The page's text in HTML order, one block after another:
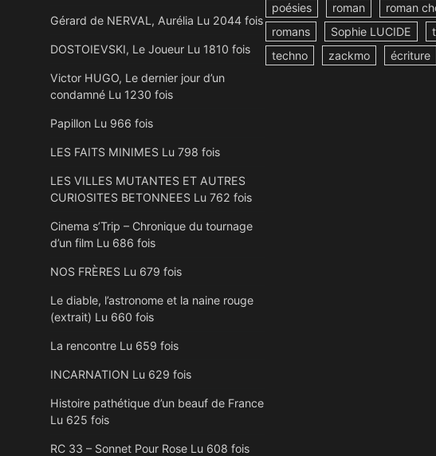
Gérard de NERVAL, Aurélia Lu 2044 fois
DOSTOIEVSKI, Le Joueur Lu 1810 fois
Victor HUGO, Le dernier jour d’un
condamné Lu 1230 fois
Papillon Lu 966 fois
LES FAITS MINIMES Lu 798 fois
LES VILLES MUTANTES ET AUTRES
CURIOSITES BETONNEES Lu 762 fois
Cinema s’Trip – Chronique du tournage
d’un film Lu 686 fois
NOS FRÈRES Lu 679 fois
Le diable, l’astronome et la naine rouge
(extrait) Lu 660 fois
La rencontre Lu 659 fois
INCARNATION Lu 629 fois
Histoire pathétique d’un beauf de France
Lu 625 fois
RC 33 – Sonnet Pour Rose Lu 608 fois
poésies
roman
roman
romans
Sophie LUCIDE
techno
zackmo écriture